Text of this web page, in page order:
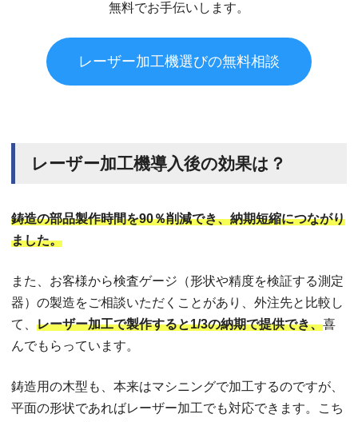
無料でお手伝いします。
レーザー加工機選びの無料相談
レーザー加工機導入後の効果は？
鋳造の部品製作時間を90％削減でき、納期短縮につながり
ました。
また、お客様から検査ゲージ（形状や精度を検証する測定
器）の製造をご相談いただくことがあり、外注先と比較し
て、 レーザー加工で製作すると1/3の納期で提供でき、喜
んでもらっています。
鋳造用の木型も、本来はマシニングで加工するのですが、
平面の形状であればレーザー加工でも対応できます。こち